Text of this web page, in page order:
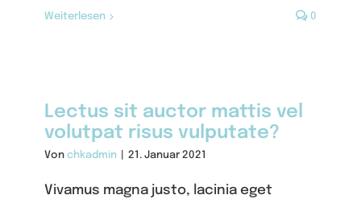
Weiterlesen 0
Lectus sit auctor mattis vel
volutpat risus vulputate?
Von chkadmin 21. Januar 2021
Vivamus magna justo, lacinia eget